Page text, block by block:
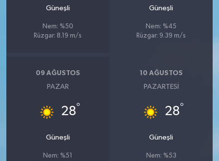
Güneşli
Nem: %50
Rüzgar: 8.19 m/s
Güneşli
Nem: %45
Rüzgar: 9.39 m/s
09 AĞUSTOS
PAZAR
28°
Güneşli
Nem: %51
10 AĞUSTOS
PAZARTESI
28°
Güneşli
Nem: %53